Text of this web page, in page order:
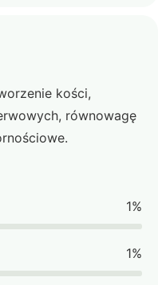
kości,
równowagę
1%
1%